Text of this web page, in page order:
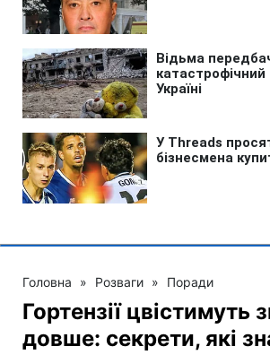
Головна » Розваги » Поради
Гортензії цвістимуть
довше: секрети, які